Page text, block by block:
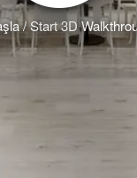
/ Start 3D